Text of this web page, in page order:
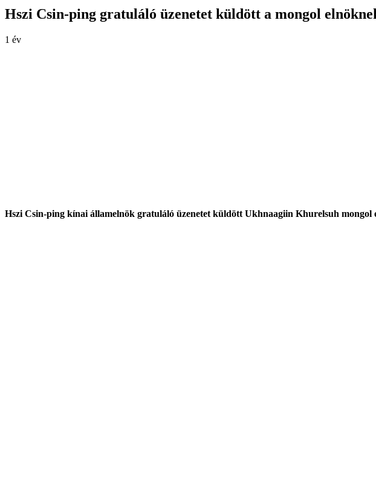
Hszi Csin-ping gratuláló üzenetet küldött a mongol
1 év
Hszi Csin-ping kínai államelnök gratuláló üzenetet küldött Ukhnaagiin Khurelsuh mongol